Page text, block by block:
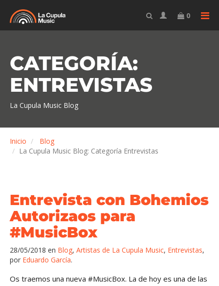
0
CATEGORÍA:
ENTREVISTAS
La Cupula Music Blog
Inicio
Blog
La Cupula Music Blog: Categoría Entrevistas
Entrevista con Bohemios
Autorizaos para
#MusicBox
28/05/2018 en Blog, Artistas de La Cupula Music, Entrevistas,
por Eduardo García
Os traemos una nueva #MusicBox. La de hoy es una de las